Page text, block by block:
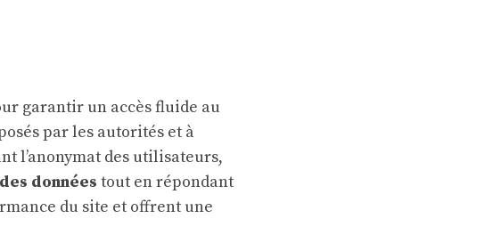
garantir un accès fluide au
par les autorités et à
l’anonymat des utilisateurs,
données tout en répondant
du site et offrent une